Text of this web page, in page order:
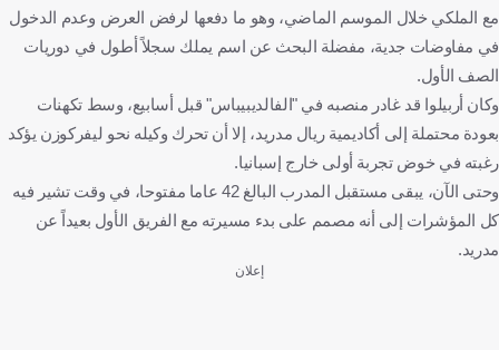
مع الملكي خلال الموسم الماضي، وهو ما دفعها لرفض العرض وعدم الدخول
في مفاوضات جدية، مفضلة البحث عن اسم يملك سجلاً أطول في دوريات
الصف الأول.
وكان أربيلوا قد غادر منصبه في "الفالديبيباس" قبل أسابيع، وسط تكهنات
بعودة محتملة إلى أكاديمية ريال مدريد، إلا أن تحرك وكيله نحو ليفركوزن يؤكد
رغبته في خوض تجربة أولى خارج إسبانيا.
وحتى الآن، يبقى مستقبل المدرب البالغ 42 عاما مفتوحا، في وقت تشير فيه
كل المؤشرات إلى أنه مصمم على بدء مسيرته مع الفريق الأول بعيداً عن
مدريد.
إعلان